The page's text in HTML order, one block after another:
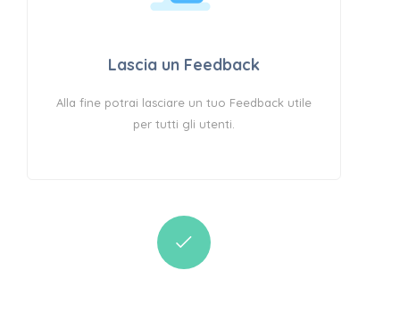
Lascia un Feedback
Alla fine potrai lasciare un tuo Feedback utile
per tutti gli utenti.